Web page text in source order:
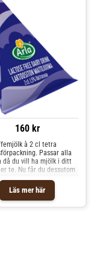
160 kr
Läs mer här
à 2 cl tetra
Passar alla
du vill ha mjölk i ditt
te. Nu får du dessutom
storförpackning som du
ut som den är.Enkelt,
praktiskt för kontoret,